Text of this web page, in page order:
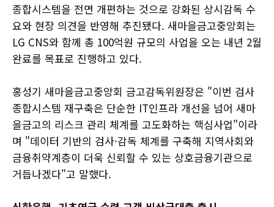
종합시스템을 전면 개편하는 것으로 강화된 상시감독 수
요와 현장 의견을 반영해 추진됐다. 새마을금고중앙회는
LG CNS와 함께 총 100억원 규모의 사업을 오는 내년 2월
완료를 목표로 진행하고 있다.
홍성기 새마을금고중앙회 금고감독위원장은 "이번 검사
종합시스템 재구축은 단순한 IT인프라 개선을 넘어 새마
을금고의 리스크 관리 체계를 고도화하는 핵심사업"이라
며 "데이터 기반의 검사·감독 체계를 구축해 지역사회와
금융취약계층이 더욱 신뢰할 수 있는 상호금융기관으로
거듭나겠다"고 말했다.